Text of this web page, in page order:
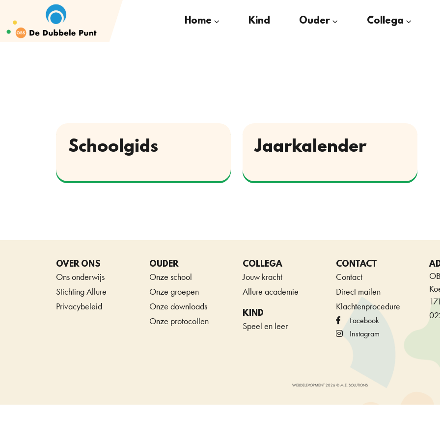
Home Kind Ouder Collega
Schoolgids Jaarkalender
OVER ONS
Ons onderwijs
Stichting Allure
Privacybeleid
OUDER
Onze school
Onze groepen
Onze downloads
Onze protocollen
COLLEGA
Jouw kracht
Allure academie
KIND
Speel en leer
CONTACT
Contact
Direct mailen
Klachtenprocedure
Facebook
Instagram
WEBDELEVOPMENT 2026 © M.E. SOLUTIONS